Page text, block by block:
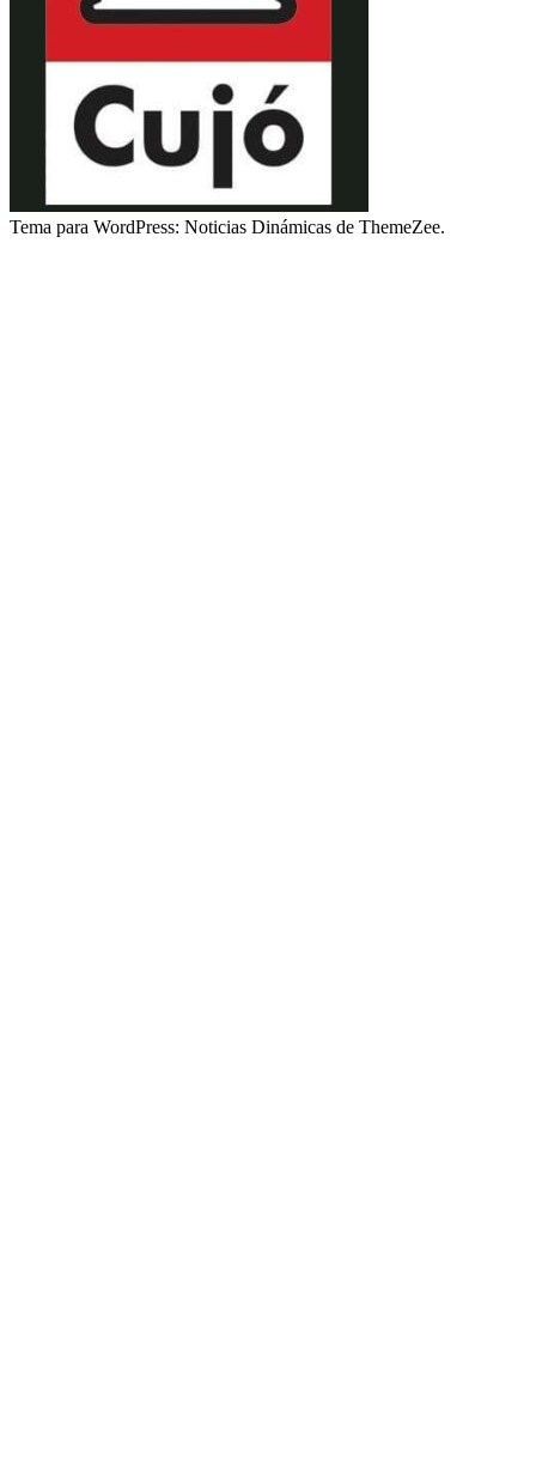
Tema para WordPress: Noticias Dinámicas de ThemeZee.